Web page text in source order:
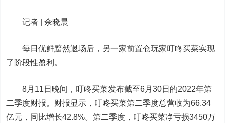
记者 |佘晓晨
每日优鲜黯然退场后，另一家前置仓玩家叮咚买菜实现
了阶段性盈利。
8月11日晚间，叮咚买菜发布截至6月30日的2022年第
二季度财报。财报显示，叮咚买菜第二季度总营收为66.34
亿元，同比增长42.8%。第二季度，叮咚买菜净亏损3450万